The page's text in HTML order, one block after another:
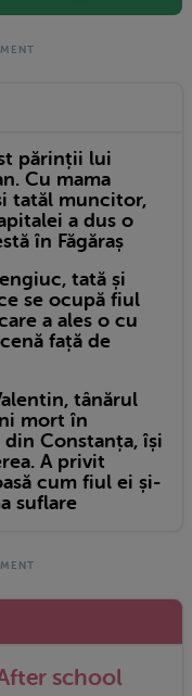
părinții lui
Cu mama
tatăl muncitor,
a dus o
în Făgăraș
tată și
se ocupă fiul
a ales o cu
față de
tânărul
mort în
Constanța, își
A privit
cum fiul ei și-
suflare
school